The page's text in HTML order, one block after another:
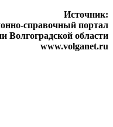
Источник:
справочный портал
Волгоградской области
www.volganet.ru